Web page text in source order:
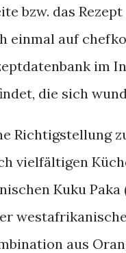
bzw. das
einmal auf
im
die sich
Richtigstellung
vielfältigen
Kuku
aus